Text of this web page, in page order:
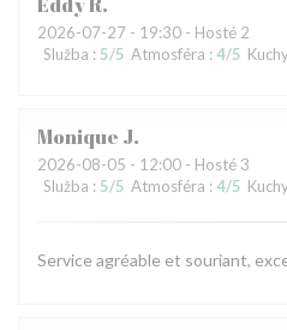
2026-07-27 - 19:30 - Hosté 2
Služba : 5/5 Atmosféra : 4/5
Monique J
2026-08-05 - 12:00 - Hosté 3
Služba : 5/5 Atmosféra : 4/5
Service agréable et souriant,